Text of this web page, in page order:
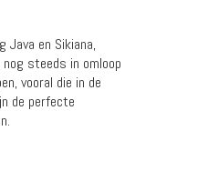
en Sikiana,
steeds in omloop
vooral die in de
de perfecte